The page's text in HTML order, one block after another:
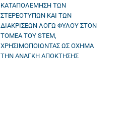
ΚΑΤΑΠΟΛΕΜΗΣΗ ΤΩΝ
ΣΤΕΡΕΟΤΥΠΩΝ ΚΑΙ ΤΩΝ
ΔΙΑΚΡΙΣΕΩΝ ΛΟΓΩ ΦΥΛΟΥ ΣΤΟΝ
ΤΟΜΕΑ ΤΟΥ STEM,
ΧΡΗΣΙΜΟΠΟΙΩΝΤΑΣ ΩΣ ΟΧΗΜΑ
ΤΗΝ ΑΝΑΓΚΗ ΑΠΟΚΤΗΣΗΣ